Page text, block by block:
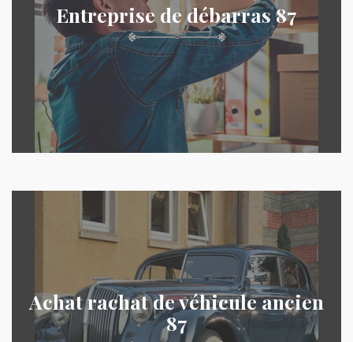
Entreprise de débarras 87
Achat rachat de véhicule ancien
87